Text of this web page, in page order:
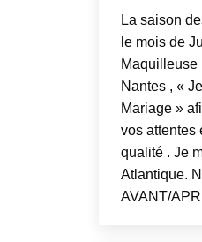
La saison
le mois de
Nantes , «
Mariage »
vos attentes
qualité . Je
Atlantique.
AVANT/